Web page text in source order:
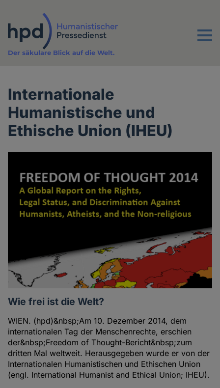
Inhalt
Menu
Der säkulare Blick auf die Welt.
Internationale
Humanistische und
Ethische Union (IHEU)
Wie frei ist die Welt?
WIEN. (hpd)&nbsp;Am 10. Dezember 2014, dem
internationalen Tag der Menschenrechte, erschien
der&nbsp;Freedom of Thought-Bericht&nbsp;zum
dritten Mal weltweit. Herausgegeben wurde er von der
Internationalen Humanistischen und Ethischen Union
(engl. International Humanist and Ethical Union; IHEU).